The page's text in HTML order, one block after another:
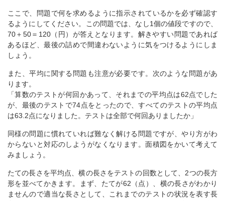
ここで、問題で何を求めるように指示されているかを必ず確認す
るようにしてください。この問題では、なし1個の値段ですので、
70＋50＝120（円）が答えとなります。解きやすい問題であれば
あるほど、最後の詰めで間違わないように気をつけるようにしま
しょう。
また、平均に関する問題も注意が必要です。次のような問題があ
ります。
「算数のテストが何回かあって、それまでの平均点は62点でした
が、最後のテストで74点をとったので、すべてのテストの平均点
は63.2点になりました。テストは全部で何回ありましたか」
同様の問題に慣れていれば難なく解ける問題ですが、やり方がわ
からないと対応のしようがなくなります。面積図をかいて考えて
みましょう。
たての長さを平均点、横の長さをテストの回数として、2つの長方
形を並べてかきます。まず、たてが62（点）、横の長さがわかり
ませんので適当な長さとして、これまでのテストの状況を表す長